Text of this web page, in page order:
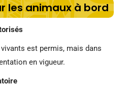
les animaux à bord
est permis, mais dans
en vigueur.